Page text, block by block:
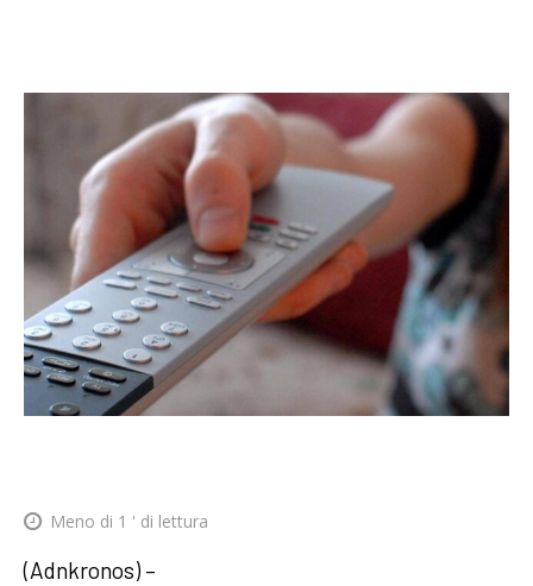
Meno di 1 ' di lettura
(Adnkronos) –